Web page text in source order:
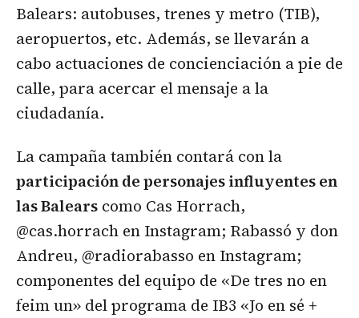
Balears: autobuses, trenes y metro (TIB),
aeropuertos, etc. Además, se llevarán a
cabo actuaciones de concienciación a pie de
calle, para acercar el mensaje a la
ciudadanía.
La campaña también contará con la
participación de personajes influyentes en
las Balears como Cas Horrach,
@cas.horrach en Instagram; Rabassó y don
Andreu, @radiorabasso en Instagram;
componentes del equipo de «De tres no en
feim un» del programa de IB3 «Jo en sé +